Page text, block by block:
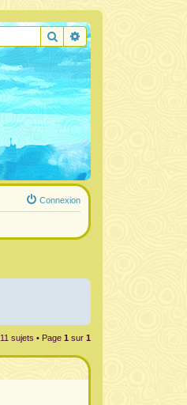
RechercherRecherche avancée
Connexion
11 sujets • Page 1 sur 1